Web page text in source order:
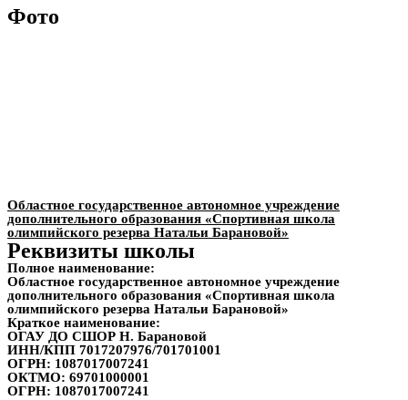
Фото
Областное государственное автономное учреждение
дополнительного образования «Спортивная школа
олимпийского резерва Натальи Барановой»
Реквизиты школы
Полное наименование:
Областное государственное автономное учреждение
дополнительного образования «Спортивная школа
олимпийского резерва Натальи Барановой»
Краткое наименование:
ОГАУ ДО СШОР Н. Барановой
ИНН/КПП 7017207976/701701001
ОГРН: 1087017007241
ОКТМО: 69701000001
ОГРН: 1087017007241